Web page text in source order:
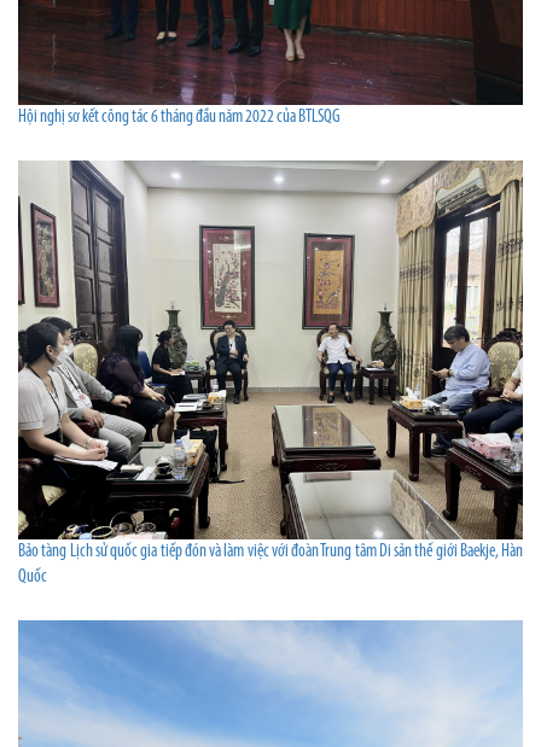
Hội nghị sơ kết công tác 6 tháng đầu năm 2022 của BTLSQG
Bảo tàng Lịch sử quốc gia tiếp đón và làm việc với đoàn Trung tâm Di sản thế giới Baekje, Hàn
Quốc